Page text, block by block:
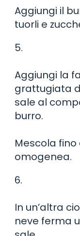
Aggiungi il
tuorli e
5.
Aggiungi la
grattugiata
sale al
burro.
Mescola
omogenea.
6.
In un’altra
neve ferma